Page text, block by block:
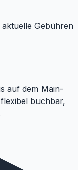
Gebühren
auf dem Main-
buchbar,